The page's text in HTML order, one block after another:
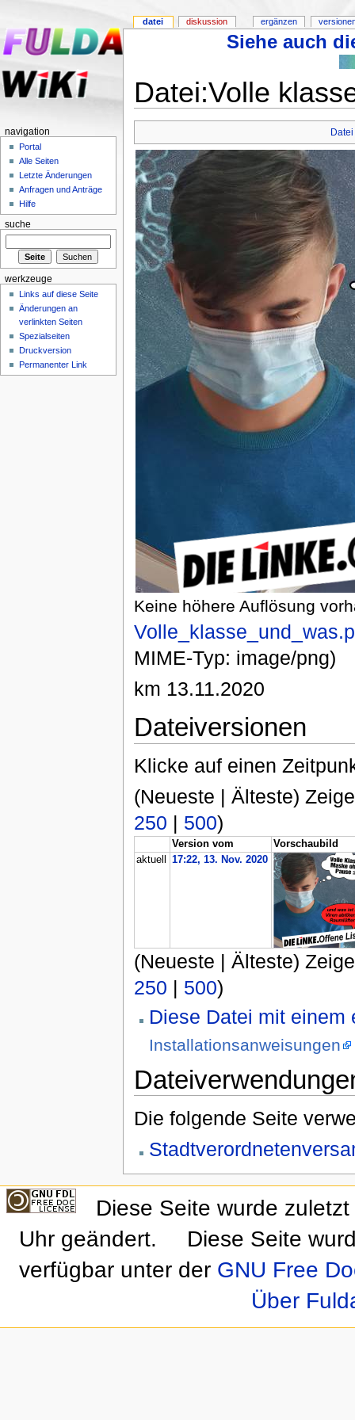
Siehe auch
Datei:Volle
Datei
Keine höhere Auflösung
MIME-Typ: image/png)
km 13.11.2020
Dateiversionen
Klicke auf einen
(Neueste | Älteste)
250 | 500)
Version vom
Vorschaubild
aktuell
17:22, 13. Nov. 2020
(Neueste | Älteste)
250 | 500)
Diese Datei mit einem
Installationsanweisungen
Die folgende Seite
datei diskussion ergänzen
navigation
Portal
Alle Seiten
Letzte Änderungen
Anfragen und Anträge
Hilfe
suche
werkzeuge
Links auf diese Seite
Änderungen an
verlinkten Seiten
Spezialseiten
Druckversion
Permanenter Link
Diese Seite wurde
Uhr geändert.
Diese Seite
verfügbar unter der GNU Free
Über